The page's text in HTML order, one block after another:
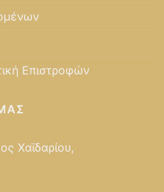
Επιστροφών
Χαϊδαρίου,